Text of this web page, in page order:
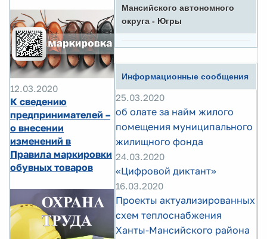
12.03.2020
К сведению
предпринимателей –
о внесении
изменений в
Правила маркировки
обувных товаров
Мансийского автономного
округа - Югры
Информационные сообщения
25.03.2020
об олате за найм жилого
помещения муниципального
жилищного фонда
24.03.2020
«Цифровой диктант»
16.03.2020
Проекты актуализированных
схем теплоснабжения
Ханты-Мансийского района